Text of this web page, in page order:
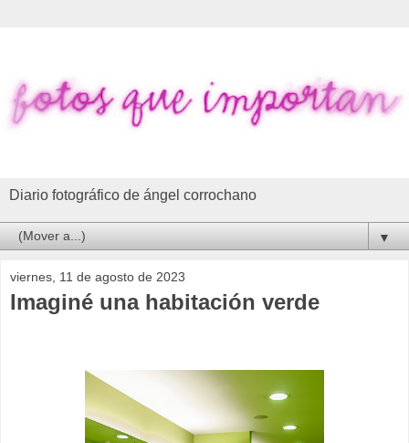
Diario fotográfico de ángel corrochano
▼
viernes, 11 de agosto de 2023
Imaginé una habitación verde